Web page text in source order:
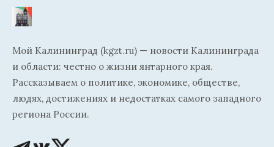
Мой Калининград (kgzt.ru) — новости Калининграда
и области: честно о жизни янтарного края.
Рассказываем о политике, экономике, обществе,
людях, достижениях и недостатках самого западного
региона России.